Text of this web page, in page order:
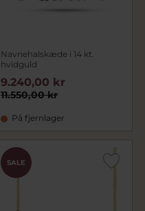
Navnehalskæde i 14 kt.
hvidguld
11.550,00 kr
9.240,00 kr
På fjernlager
SALE